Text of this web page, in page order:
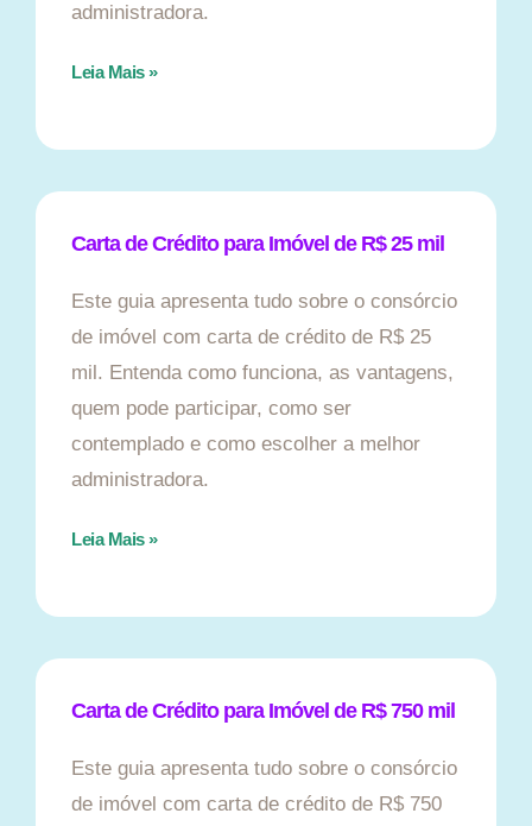
administradora.
Leia Mais »
Carta de Crédito para Imóvel de R$ 25 mil
Este guia apresenta tudo sobre o consórcio
de imóvel com carta de crédito de R$ 25
mil. Entenda como funciona, as vantagens,
quem pode participar, como ser
contemplado e como escolher a melhor
administradora.
Leia Mais »
Carta de Crédito para Imóvel de R$ 750 mil
Este guia apresenta tudo sobre o consórcio
de imóvel com carta de crédito de R$ 750